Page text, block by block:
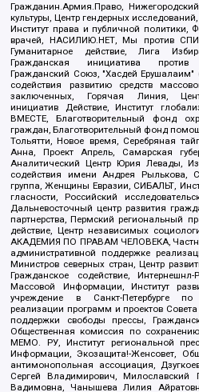
Гражданин.Армия.Право,
культуры, Центр гендерных
Институт права и публичной политики,
врачей, НАСИЛИЮ.НЕТ, Мы против
Гуманитарное действие, Лига
Гражданская инициатива против
Гражданский Союз, "Хасдей
содействия развитию средств
заключенных, Горячая Линия,
инициатив Действие, Институт
ВМЕСТЕ, Благотворительный фонд
граждан, Благотворительный фонд
Тольятти, Новое время, Серебряная
Анна, Проект Апрель, Самарская
Аналитический Центр Юрия Левады,
содействия имени Андрея Рылькова,
группа, Женщины Евразии, СИБАЛЬТ,
гласности, Российский
Дальневосточный центр развития
партнерства, Пермский региональный
действие, Центр независимых
АКАДЕМИЯ ПО ПРАВАМ ЧЕЛОВЕКА,
административной поддержке
Министров северных стран, Центр
Гражданское содействие,
Массовой Информации, Институт
учреждение в Санкт-Петербурге
реализации программ и проектов
поддержки свободы прессы,
Общественная комиссия по
МЕМО. РУ, Институт региональной
Информации, Экозащита!-Женсовет,
антимонопольная ассоциация,
Сергей Владимирович,
Вадимовна, Чанышева Лилия